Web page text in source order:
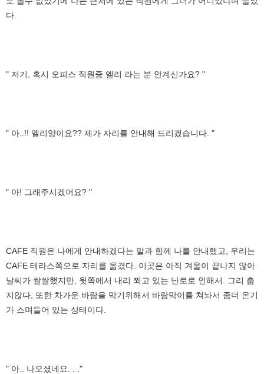
다.
" 저기, 혹시 오피스 직원중 엘리 라는 분 안계신가요? "
" 아..!! 엘리양이요?? 제가 자리를 안내해 드리겠습니다. "
" 아! 그래주시겠어요? "
CAFE 직원은 나에게 안내하겠다는 말과 함께 나를 안내했고, 우리는
CAFE 테라스쪽으로 자리를 옮겼다. 이곳은 아직 겨울이 끝나지 않아
날씨가 쌀쌀했지만, 윗쪽에서 내리 쬐고 있는 난로로 인해서. 그리 춥
지않다, 또한 차가운 바람을 막기위해서 바람막이를 쳐놔서 좀더 온기
가 스며들어 있는 상태이다.
" 아.. 나오셨네요. . ."